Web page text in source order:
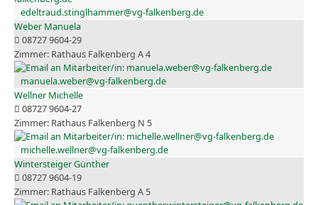
edeltraud.stinglhammer@vg-falkenberg.de
Weber Manuela
08727 9604-29
Rathaus Falkenberg A 4
manuela.weber@vg-falkenberg.de
Wellner Michelle
08727 9604-27
Rathaus Falkenberg N 5
michelle.wellner@vg-falkenberg.de
Wintersteiger Günther
08727 9604-19
Rathaus Falkenberg A 5